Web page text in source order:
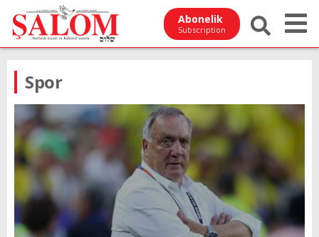
Abonelik
Subscription
Spor